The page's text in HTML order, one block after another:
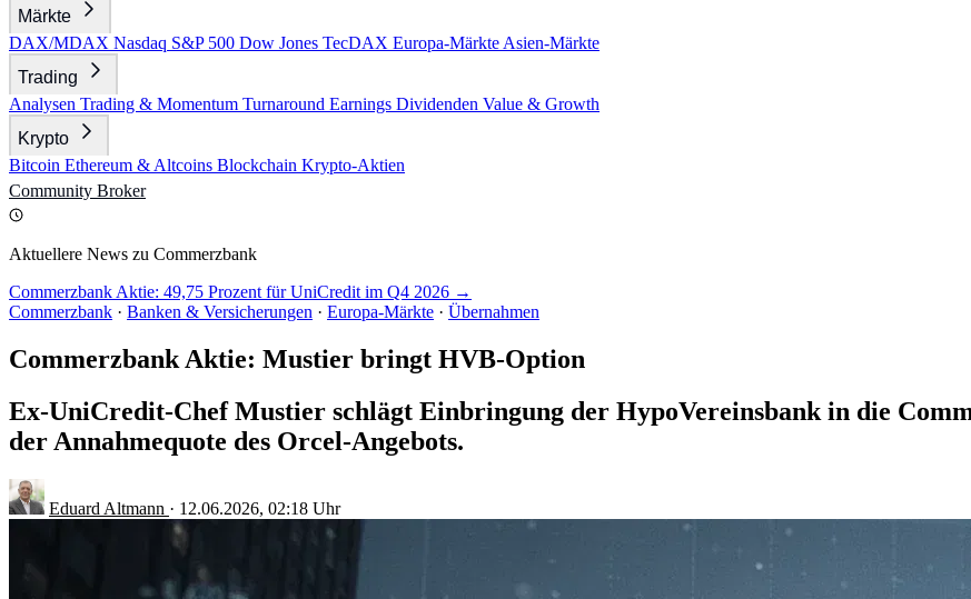
Märkte
DAX/MDAX Nasdaq S&P 500 Dow Jones TecDAX Europa-Märkte Asien-Märkte
Trading
Analysen Trading & Momentum Turnaround Earnings Dividenden Value & Growth
Krypto
Bitcoin Ethereum & Altcoins Blockchain Krypto-Aktien
Community Broker
Aktuellere News zu Commerzbank
Commerzbank Aktie: 49,75 Prozent für UniCredit im Q4 2026 →
Commerzbank · Banken & Versicherungen · Europa-Märkte · Übernahmen
Commerzbank Aktie: Mustier bringt HVB-Option
Ex-UniCredit-Chef Mustier schlägt Einbringung der HypoVereinsbank in die
der Annahmequote des Orcel-Angebots.
Eduard Altmann · 12.06.2026, 02:18 Uhr